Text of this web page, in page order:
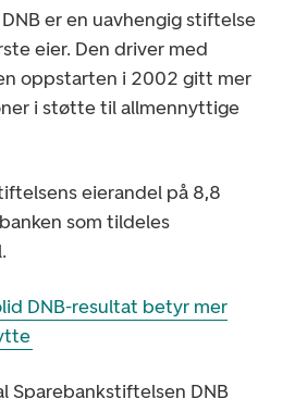
er en uavhengig stiftelse
eier. Den driver med
oppstarten i 2002 gitt mer
i støtte til allmennyttige
eierandel på 8,8
som tildeles
DNB-resultat betyr mer
Sparebankstiftelsen DNB